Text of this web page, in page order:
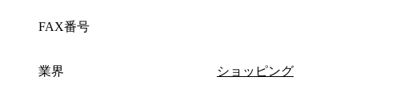
FAX番号
業界 ショッピング